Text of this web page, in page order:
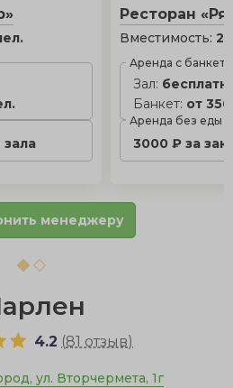
Ресторан
Вместимость:
Аренда с
Зал:
Банкет: от
Аренда без еды
3000 ₽ за
менеджеру
4.2 (81 отзыв)
ул. Вторчермета, 1г